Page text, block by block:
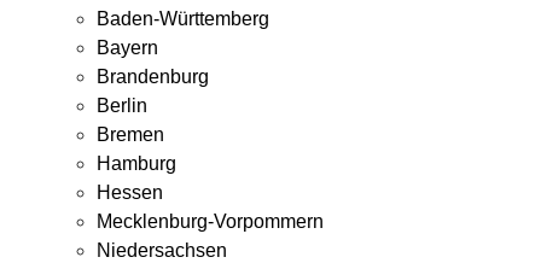
Baden-Württemberg
Bayern
Brandenburg
Berlin
Bremen
Hamburg
Hessen
Mecklenburg-Vorpommern
Niedersachsen